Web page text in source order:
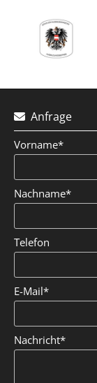
 Anfrage
Vorname*
Nachname*
Telefon
E-Mail*
Nachricht*